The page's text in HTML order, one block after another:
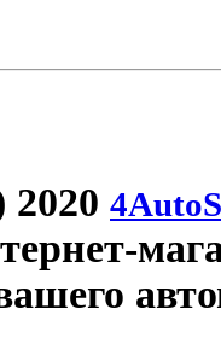
2020